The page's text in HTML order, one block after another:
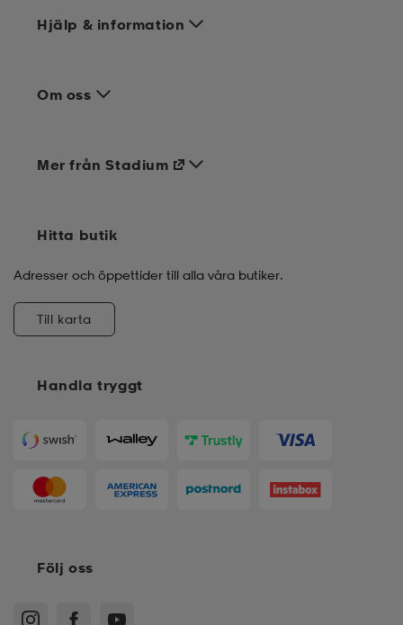
Hjälp & information
Om oss
Handla tryggt
Mer från Stadium
Hitta butik
Adresser och öppettider till alla våra butiker.
Till karta
Följ oss